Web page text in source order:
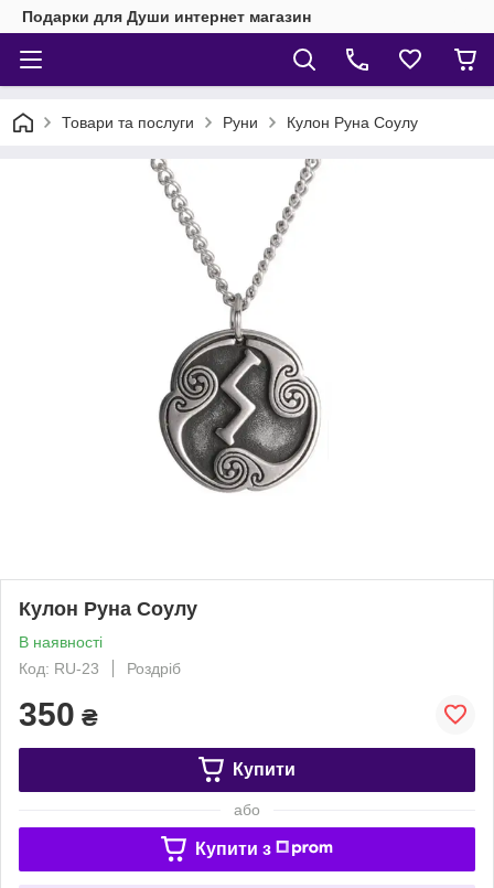
Подарки для Души интернет магазин
Товари та послуги Руни Кулон Руна Соулу
Кулон Руна Соулу
В наявності
Код: RU-23
Роздріб
350 ₴
Купити
або
Купити з